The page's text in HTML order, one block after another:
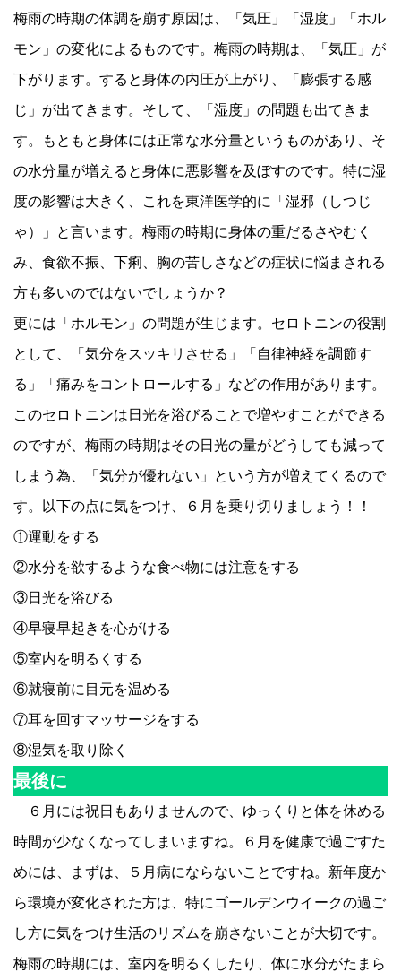
梅雨の時期の体調を崩す原因は、「気圧」「湿度」「ホル
モン」の変化によるものです。梅雨の時期は、「気圧」が
下がります。すると身体の内圧が上がり、「膨張する感
じ」が出てきます。そして、「湿度」の問題も出てきま
す。もともと身体には正常な水分量というものがあり、そ
の水分量が増えると身体に悪影響を及ぼすのです。特に湿
度の影響は大きく、これを東洋医学的に「湿邪（しつじ
ゃ）」と言います。梅雨の時期に身体の重だるさやむく
み、食欲不振、下痢、胸の苦しさなどの症状に悩まされる
方も多いのではないでしょうか？
更には「ホルモン」の問題が生じます。セロトニンの役割
として、「気分をスッキリさせる」「自律神経を調節す
る」「痛みをコントロールする」などの作用があります。
このセロトニンは日光を浴びることで増やすことができる
のですが、梅雨の時期はその日光の量がどうしても減って
しまう為、「気分が優れない」という方が増えてくるので
す。以下の点に気をつけ、６月を乗り切りましょう！！
①運動をする
②水分を欲するような食べ物には注意をする
③日光を浴びる
④早寝早起きを心がける
⑤室内を明るくする
⑥就寝前に目元を温める
⑦耳を回すマッサージをする
⑧湿気を取り除く
最後に
６月には祝日もありませんので、ゆっくりと体を休める
時間が少なくなってしまいますね。６月を健康で過ごすた
めには、まずは、５月病にならないことですね。新年度か
ら環境が変化された方は、特にゴールデンウイークの過ご
し方に気をつけ生活のリズムを崩さないことが大切です。
梅雨の時期には、室内を明るくしたり、体に水分がたまら